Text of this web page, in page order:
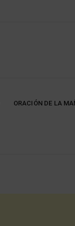
ORACIÓN DE LA